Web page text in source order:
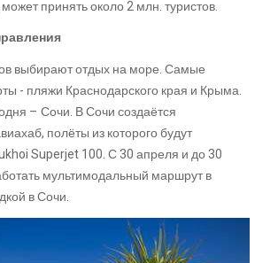
принять около 2 млн. туристов.
выбирают отдых на море. Самые
- пляжи Краснодарского края и Крыма.
– Сочи. В Сочи создаётся
полёты из которого будут
Superjet 100. С 30 апреля и до 30
мультимодальный маршрут в
в Сочи.